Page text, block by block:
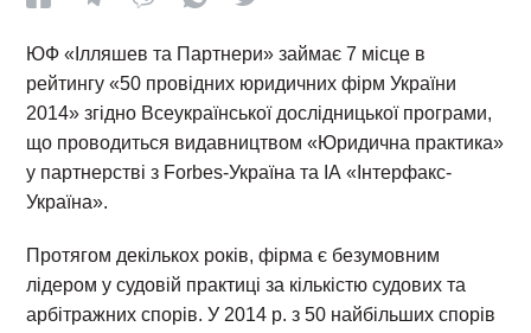
ЮФ «Ілляшев та Партнери» займає 7 місце в
рейтингу «50 провідних юридичних фірм України
2014» згідно Всеукраїнської дослідницької програми,
що проводиться видавництвом «Юридична практика»
у партнерстві з Forbes-Україна та ІА «Інтерфакс-
Україна».
Протягом декількох років, фірма є безумовним
лідером у судовій практиці за кількістю судових та
арбітражних спорів. У 2014 р. з 50 найбільших спорів